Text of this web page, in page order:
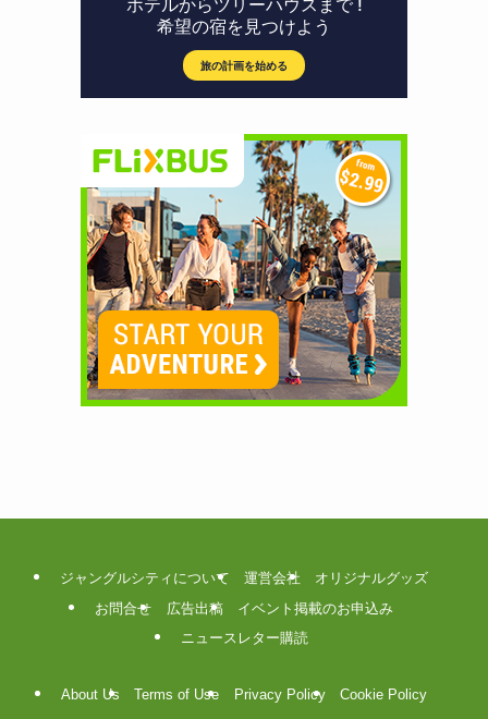
ジャングルシティについて 運営会社
オリジナルグッズ
お問合せ
広告出稿
イベント掲載のお申込み
ニュースレター購読
About Us Terms of Use Privacy Policy
Cookie Policy